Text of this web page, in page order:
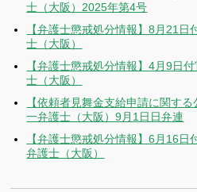
士（大阪）2025年第4号
【弁護士懲戒処分情報】8月21
士（大阪）
【弁護士懲戒処分情報】4月9日
士（大阪）
【依頼者見舞金支給申請に関す
一弁護士（大阪）9月1日日弁連
【弁護士懲戒処分情報】6月16
弁護士（大阪）